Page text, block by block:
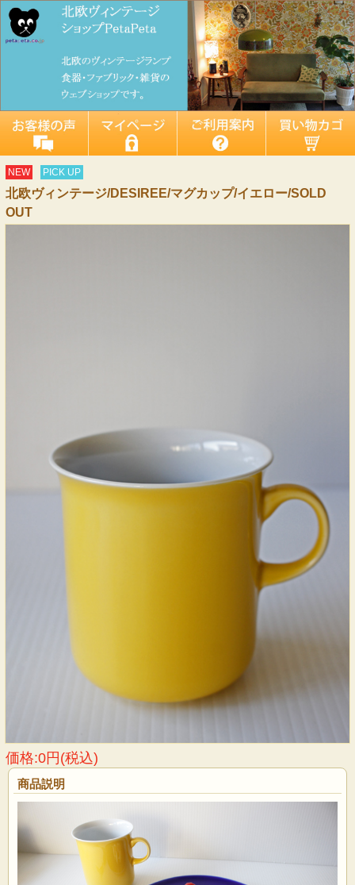
NEW PICK UP
北欧ヴィンテージ/DESIREE/マグカップ/イエロー/SOLD
OUT
価格:0円(税込)
商品説明